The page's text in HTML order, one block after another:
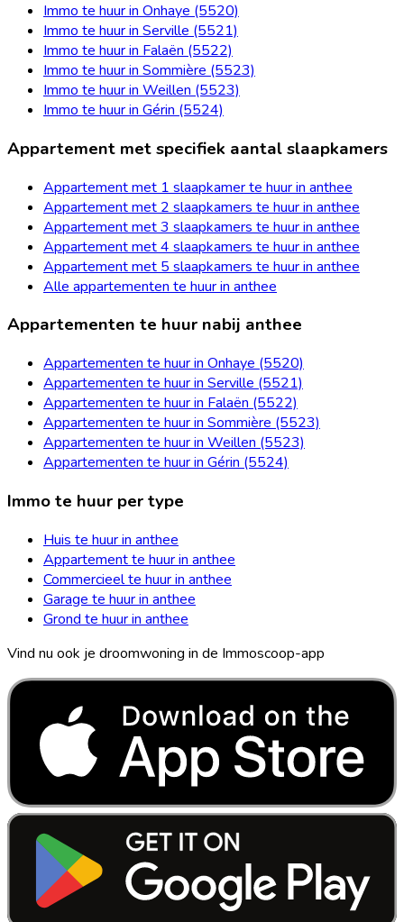
Immo te huur in Onhaye (5520)
Immo te huur in Serville (5521)
Immo te huur in Falaën (5522)
Immo te huur in Sommière (5523)
Immo te huur in Weillen (5523)
Immo te huur in Gérin (5524)
Appartement met specifiek aantal slaapkamers
Appartement met 1 slaapkamer te huur in anthee
Appartement met 2 slaapkamers te huur in anthee
Appartement met 3 slaapkamers te huur in anthee
Appartement met 4 slaapkamers te huur in anthee
Appartement met 5 slaapkamers te huur in anthee
Alle appartementen te huur in anthee
Appartementen te huur nabij anthee
Appartementen te huur in Onhaye (5520)
Appartementen te huur in Serville (5521)
Appartementen te huur in Falaën (5522)
Appartementen te huur in Sommière (5523)
Appartementen te huur in Weillen (5523)
Appartementen te huur in Gérin (5524)
Immo te huur per type
Huis te huur in anthee
Appartement te huur in anthee
Commercieel te huur in anthee
Garage te huur in anthee
Grond te huur in anthee
Vind nu ook je droomwoning in de Immoscoop-app